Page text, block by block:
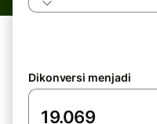
Dikonversi menjadi